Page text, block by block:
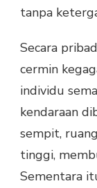
tanpa
Secara
cermin
individu
kendaraan
sempit,
tinggi,
Sementara